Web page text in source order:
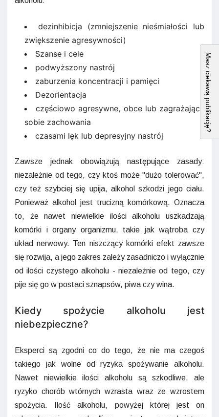
dezinhibicja (zmniejszenie nieśmiałości lub
zwiększenie agresywności)
Szanse i cele
podwyższony nastrój
zaburzenia koncentracji i pamięci
Dezorientacja
częściowo agresywne, obce lub zagrażające
sobie zachowania
czasami lęk lub depresyjny nastrój
Zawsze jednak obowiązują następujące zasady:
niezależnie od tego, czy ktoś może "dużo tolerować",
czy też szybciej się upija, alkohol szkodzi jego ciału.
Ponieważ alkohol jest trucizną komórkową. Oznacza
to, że nawet niewielkie ilości alkoholu uszkadzają
komórki i organy organizmu, takie jak wątroba czy
układ nerwowy. Ten niszczący komórki efekt zawsze
się rozwija, a jego zakres zależy zasadniczo i wyłącznie
od ilości czystego alkoholu - niezależnie od tego, czy
pije się go w postaci sznapsów, piwa czy wina.
Kiedy spożycie alkoholu jest
niebezpieczne?
Eksperci są zgodni co do tego, że nie ma czegoś
takiego jak wolne od ryzyka spożywanie alkoholu.
Nawet niewielkie ilości alkoholu są szkodliwe, ale
ryzyko chorób wtórnych wzrasta wraz ze wzrostem
spożycia. Ilość alkoholu, powyżej której jest on
Masz ciekawą publikację?